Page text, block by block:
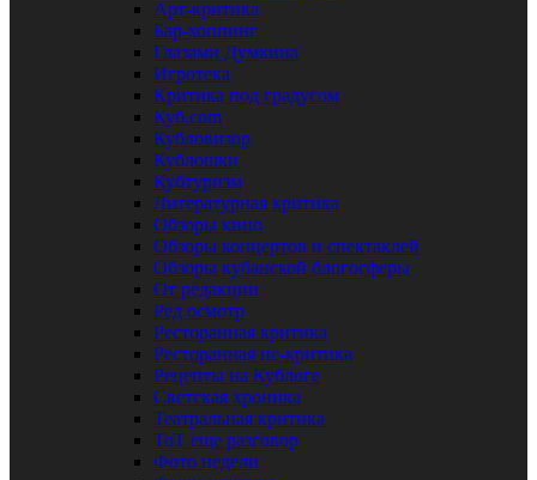
Арт-критика
Бар-хоппинг
Глазами Думкина
Игротека
Критика под градусом
Куб.com
Кубловизор
Кублошки
Кубтуризм
Литературная критика
Обзоры кино
Обзоры концертов и спектаклей
Обзоры кубанской блогосферы
От редакции
Ред осмотр
Ресторанная критика
Ресторанная не-критика
Рецепты на Кублоге
Светская хроника
Театральная критика
ТоТ еще разговор
Фото недели